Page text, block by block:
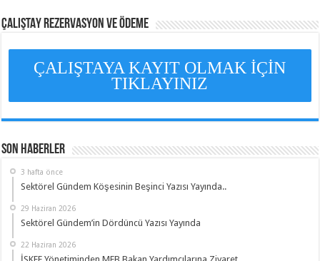
ÇALIŞTAY REZERVASYON VE ÖDEME
ÇALIŞTAYA KAYIT OLMAK İÇİN
TIKLAYINIZ
Son Haberler
3 hafta önce
Sektörel Gündem Köşesinin Beşinci Yazısı Yayında..
29 Haziran 2026
Sektörel Gündem’in Dördüncü Yazısı Yayında
22 Haziran 2026